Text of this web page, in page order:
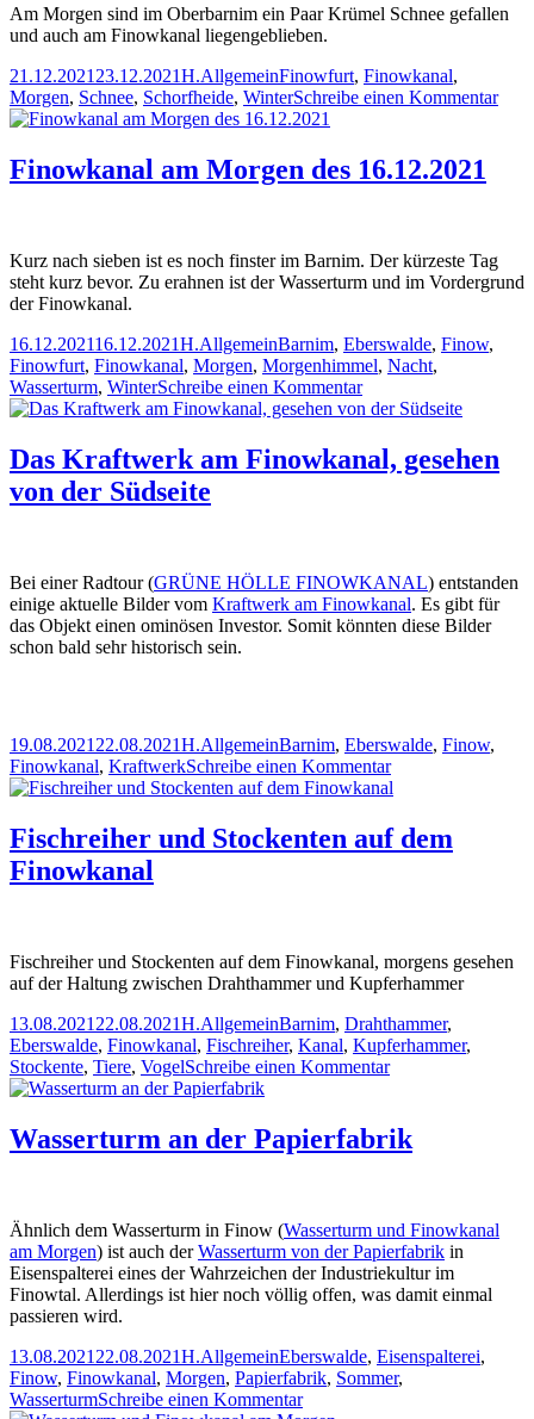
Am Morgen sind im Oberbarnim ein Paar Krümel Schnee gefallen
und auch am Finowkanal liegengeblieben.
Veröffentlicht
am
21.12.2021 23.12.2021Autor
H.Kategorien
AllgemeinSchlagwörter
Finowfurt, Finowkanal,
Morgen, Schnee, Schorfheide, WinterSchreibe einen Kommentarzu
Finowkanal am Morgen des 16.12.2021
Kurz nach sieben ist es noch finster im Barnim. Der kürzeste Tag
steht kurz bevor. Zu erahnen ist der Wasserturm und im Vordergrund
der Finowkanal.
Veröffentlicht
am
16.12.202116.12.2021Autor
H.Kategorien
AllgemeinSchlagwörter
Barnim, Eberswalde, Finow,
Finowfurt, Finowkanal, Morgen, Morgenhimmel, Nacht,
Wasserturm, WinterSchreibe einen Kommentarzu
Finowkanal
Morgen
des
Das Kraftwerk am Finowkanal, gesehen
von der Südseite
Bei einer Radtour (GRÜNE HÖLLE FINOWKANAL) entstanden
einige aktuelle Bilder vom Kraftwerk am Finowkanal. Es gibt für
das Objekt einen ominösen Investor. Somit könnten diese Bilder
schon bald sehr historisch sein.
Veröffentlicht
am
19.08.2021 22.08.2021Autor
H.Kategorien
AllgemeinSchlagwörter
Barnim, Eberswalde, Finow,
Finowkanal, KraftwerkSchreibe einen Kommentarzu
Das
am
Finowkanal,
Fischreiher und Stockenten auf dem
Finowkanal
Fischreiher und Stockenten auf dem Finowkanal, morgens gesehen
auf der Haltung zwischen Drahthammer und Kupferhammer
Veröffentlicht
am
13.08.2021 22.08.2021Autor
H.Kategorien
AllgemeinSchlagwörter
Barnim, Drahthammer,
Eberswalde, Finowkanal, Fischreiher, Kanal, Kupferhammer,
Stockente, Tiere, VogelSchreibe einen Kommentarzu
Stockenten
auf
Wasserturm an der Papierfabrik
Ähnlich dem Wasserturm in Finow (Wasserturm und Finowkanal
am Morgen) ist auch derWasserturm von der Papierfabrik in
Eisenspalterei eines der Wahrzeichen der Industriekultur im
Finowtal. Allerdings ist hier noch völlig offen, was damit einmal
passieren wird.
Veröffentlicht
am
13.08.2021 22.08.2021Autor
H.Kategorien
AllgemeinSchlagwörter
Eberswalde, Eisenspalterei,
Finow, Finowkanal, Morgen, Papierfabrik, Sommer,
WasserturmSchreibe einen Kommentarzu